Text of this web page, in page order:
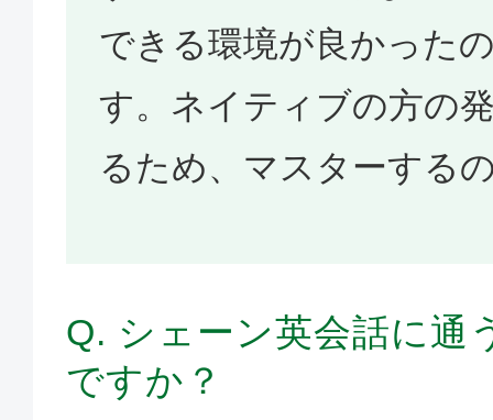
できる環境が良かった
す。ネイティブの方の
るため、マスターする
Q. シェーン英会話に通
ですか？